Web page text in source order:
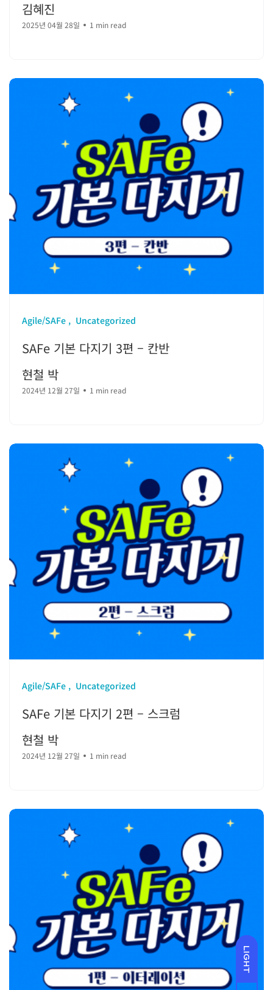
LIGHT
김혜진
2025년 04월 28일 1 min read
Agile/SAFe Uncategorized
SAFe 기본 다지기 3편 – 칸반
현철 박
2024년 12월 27일 1 min read
Agile/SAFe Uncategorized
SAFe 기본 다지기 2편 – 스크럼
현철 박
2024년 12월 27일 1 min read